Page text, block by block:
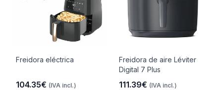
Freidora eléctrica
104.35€ (IVA incl.)
Freidora de aire Léviter
Digital 7 Plus
111.39€ (IVA incl.)